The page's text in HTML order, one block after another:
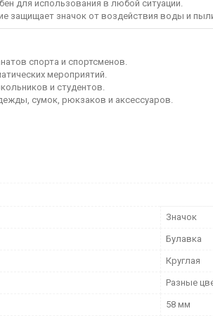
для использования в любой ситуации.
защищает значок от воздействия воды и
спорта и спортсменов.
мероприятий.
и студентов.
сумок, рюкзаков и аксессуаров.
Значок
Булавка
Круглая
Разные
58 мм